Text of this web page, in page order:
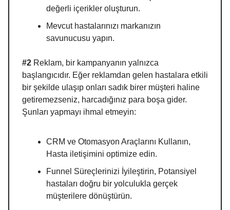
değerli içerikler oluşturun.
Mevcut hastalarınızı markanızın
savunucusu yapın.
#2 Reklam, bir kampanyanın yalnızca
başlangıcıdır. Eğer reklamdan gelen hastalara etkili
bir şekilde ulaşıp onları sadık birer müşteri haline
getiremezseniz, harcadığınız para boşa gider.
Şunları yapmayı ihmal etmeyin:
CRM ve Otomasyon Araçlarını Kullanın,
Hasta iletişimini optimize edin.
Funnel Süreçlerinizi İyileştirin, Potansiyel
hastaları doğru bir yolculukla gerçek
müşterilere dönüştürün.